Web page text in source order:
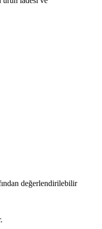
değerlendirilebilir